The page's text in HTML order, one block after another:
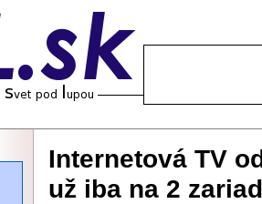
Internetová TV
už iba na 2